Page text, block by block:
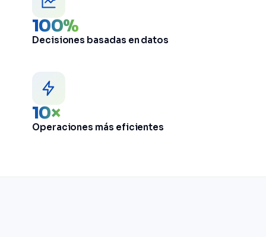
100%
Decisiones basadas en datos
10×
Operaciones más eficientes